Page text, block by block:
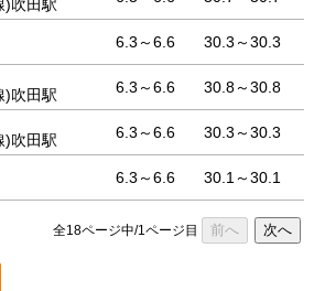
)吹田駅
6.3～6.6 30.3～30.3
)吹田駅
6.3～6.6 30.8～30.8
)吹田駅
6.3～6.6 30.3～30.3
6.3～6.6 30.1～30.1
全18ページ中/1ページ目 前へ 次へ